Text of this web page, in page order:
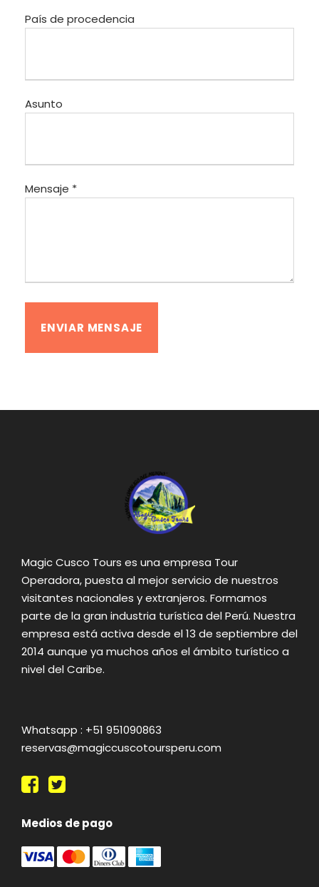
País de procedencia
Asunto
Mensaje *
Magic Cusco Tours es una empresa Tour
Operadora, puesta al mejor servicio de nuestros
visitantes nacionales y extranjeros. Formamos
parte de la gran industria turística del Perú. Nuestra
empresa está activa desde el 13 de septiembre del
2014 aunque ya muchos años el ámbito turístico a
nivel del Caribe.
Whatsapp : +51 951090863
reservas@magiccuscotoursperu.com
Medios de pago